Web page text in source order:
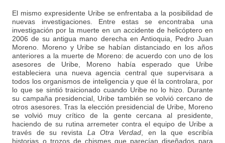
El mismo expresidente Uribe se enfrentaba a la posibilidad de
nuevas investigaciones. Entre estas se encontraba una
investigación por la muerte en un accidente de helicóptero en
2006 de su antigua mano derecha en Antioquia, Pedro Juan
Moreno. Moreno y Uribe se habían distanciado en los años
anteriores a la muerte de Moreno: de acuerdo con uno de los
asesores de Uribe, Moreno había esperado que Uribe
estableciera una nueva agencia central que supervisara a
todos los organismos de inteligencia y que él la controlara, por
lo que se sintió traicionado cuando Uribe no lo hizo. Durante
su campaña presidencial, Uribe también se volvió cercano de
otros asesores. Tras la elección presidencial de Uribe, Moreno
se volvió muy crítico de la gente cercana al presidente,
haciendo de su rutina arremeter contra el equipo de Uribe a
través de su revista La Otra Verdad , en la que escribía
historias o trozos de chismes que parecían diseñados para